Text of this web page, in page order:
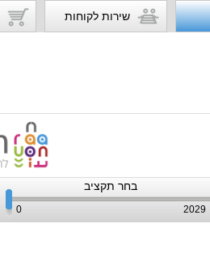
שירות לקוחות
בחר תקציב
0 2029